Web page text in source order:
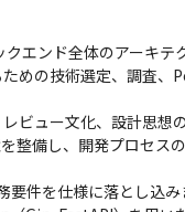
エンド全体のアーキテ
めの技術選定、調査、
ビュー文化、設計思想
備し、開発プロセス
件を仕様に落とし込み